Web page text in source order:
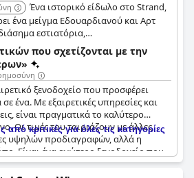
Ένα ιστορικό είδωλο στο Strand,
ένα μείγμα Εδουαρδιανού και Αρτ
εστιατόρια,
του Gordon Ramsay, θρυλικά
Bar και πολυτελή δωμάτια, πολλά με
διατηρώντας τη φήμη του για
που σχετίζονται με την
ξενοδοχείο που προσφέρει
ένα. Με εξαιρετικές υπηρεσίες και
είναι πραγματικά το καλύτερο
Οι τιμές του ταιριάζουν με άλλες
υψηλών προδιαγραφών, αλλά η
Είναι ένα ανώτερο ξενοδοχείο που
εμπειρίες, από τη στιγμή που φτάνετε
από κριτικές για όλες τις κατηγορίες